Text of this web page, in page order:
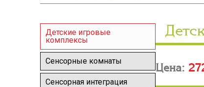
Детские игровые
комплексы
Сенсорные комнаты
Сенсорная интеграция
Цена: